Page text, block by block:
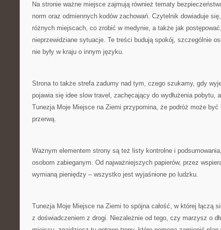
Na stronie ważne miejsce zajmują również tematy
norm oraz odmiennych kodów zachowań. Czytelnik dowiaduje
różnych miejscach, co zrobić w medynie, a także jak
nieprzewidziane sytuacje. Te treści budują spokój, szczególnie
nie były w kraju o innym języku.
Strona to także strefa zadumy nad tym, czego szukamy, gdy
pojawia się idee slow travel, zachęcający do wydłużenia pobytu,
Tunezja Moje Miejsce na Ziemi przypomina, że podróż może
przerwą.
Ważnym elementem strony są też listy kontrolne i
osobom zabieganym. Od najważniejszych papierów, przez
wymianą pieniędzy – wszystko jest wyjaśnione po ludzku.
Tunezja Moje Miejsce na Ziemi to spójna całość, w której łączą
z doświadczeniem z drogi. Niezależnie od tego, czy marzysz o